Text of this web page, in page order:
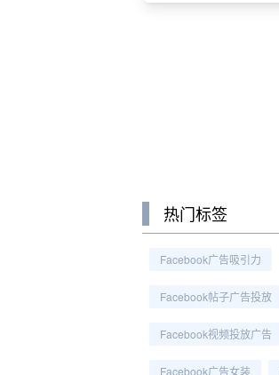
热门标签
Facebook广告吸引力
Facebook帖子广告投放
Facebook视频投放广告
Facebook广告女装